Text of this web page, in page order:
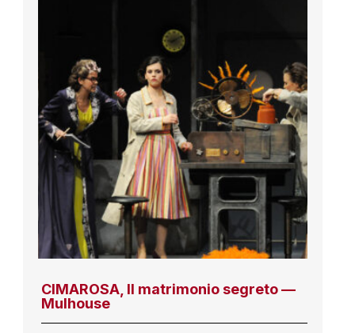
CIMAROSA, Il matrimonio segreto —
Mulhouse